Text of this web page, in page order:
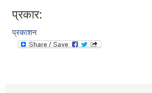
प्रकार:
प्रकाशन